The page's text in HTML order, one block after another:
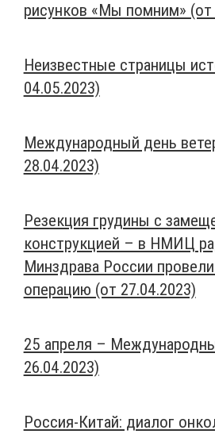
рисунков «Мы помним» (от
Неизвестные страницы
04.05.2023)
Международный день
28.04.2023)
Резекция грудины с
конструкцией – в НМИЦ
Минздрава России
операцию (от 27.04.2023)
25 апреля –
26.04.2023)
Россия-Китай: диалог